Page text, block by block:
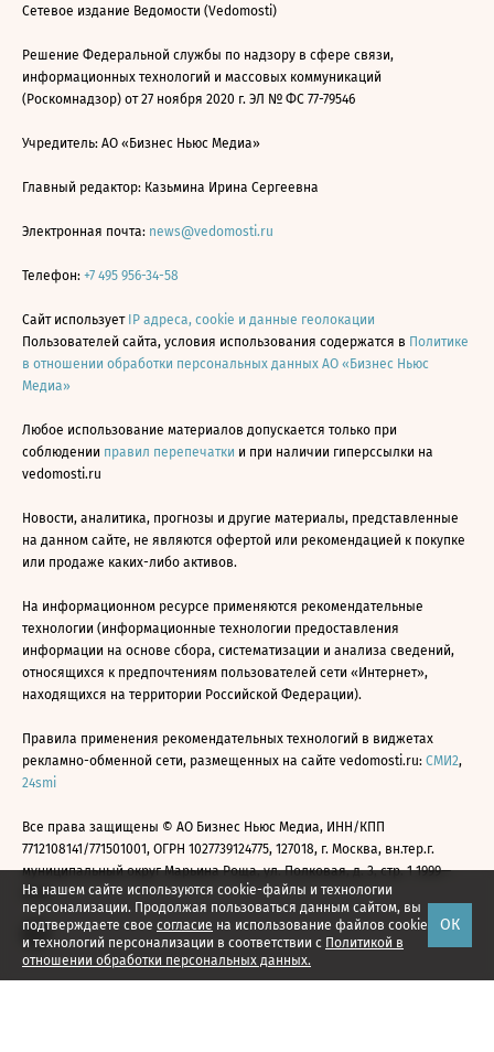
На нашем сайте используются cookie-файлы и технологии
персонализации. Продолжая пользоваться данным сайтом, вы
подтверждаете свое согласие на использование файлов cookie
и технологий персонализации в соответствии с Политикой в
отношении обработки персональных данных.
ОК
Сетевое издание Ведомости (Vedomosti)
Решение Федеральной службы по надзору в сфере связи,
информационных технологий и массовых коммуникаций
(Роскомнадзор) от 27 ноября 2020 г. ЭЛ № ФС 77-79546
Учредитель: АО «Бизнес Ньюс Медиа»
Главный редактор: Казьмина Ирина Сергеевна
Электронная почта: news@vedomosti.ru
Телефон: +7 495 956-34-58
Сайт использует IP адреса, cookie и данные геолокации
Пользователей сайта, условия использования содержатся в Политике
в отношении обработки персональных данных АО «Бизнес Ньюс
Медиа»
Любое использование материалов допускается только при
соблюдении правил перепечатки и при наличии гиперссылки на
vedomosti.ru
Новости, аналитика, прогнозы и другие материалы, представленные
на данном сайте, не являются офертой или рекомендацией к покупке
или продаже каких-либо активов.
На информационном ресурсе применяются рекомендательные
технологии (информационные технологии предоставления
информации на основе сбора, систематизации и анализа сведений,
относящихся к предпочтениям пользователей сети «Интернет»,
находящихся на территории Российской Федерации).
Правила применения рекомендательных технологий в виджетах
рекламно-обменной сети, размещенных на сайте vedomosti.ru: СМИ2,
24smi
Все права защищены © АО Бизнес Ньюс Медиа, ИНН/КПП
7712108141/771501001, ОГРН 1027739124775, 127018, г. Москва, вн.тер.г.
муниципальный округ Марьина Роща, ул. Полковая, д. 3, стр. 1 1999—
2026